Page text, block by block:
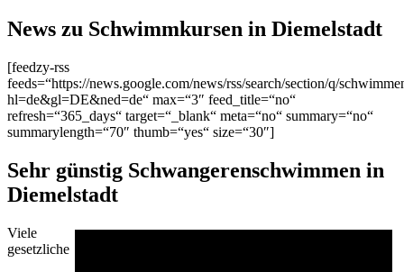
News zu Schwimmkursen in Diemelstadt
[feedzy-rss
feeds=“https://news.google.com/news/rss/search/section/q/
hl=de&gl=DE&ned=de“ max=“3″ feed_title=“no“
refresh=“365_days“ target=“_blank“ meta=“no“ summary=“no“
summarylength=“70″ thumb=“yes“ size=“30″]
Sehr günstig Schwangerenschwimmen in
Diemelstadt
Viele
gesetzliche